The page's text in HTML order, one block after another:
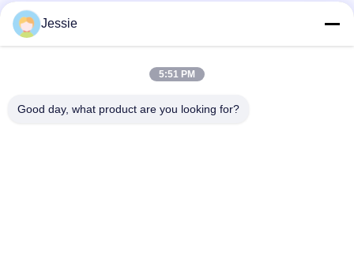
Catégories populaires
Matériel de carte de
Jessie
5:51 PM
Good day, what product are you looking for?